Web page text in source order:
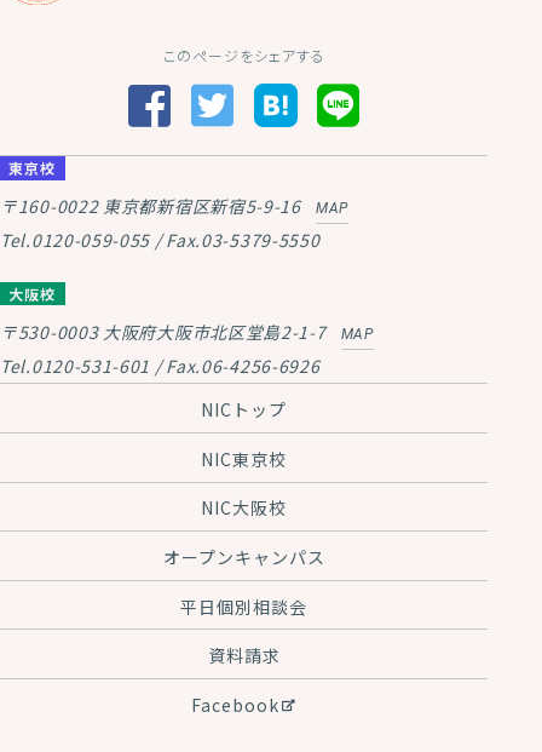
このページをシェアする
東京校
〒160-0022東京都新宿区新宿5-9-16 MAP
Tel.0120-059-055 / Fax.03-5379-5550
大阪校
〒530-0003大阪府大阪市北区堂島2-1-7 MAP
Tel.0120-531-601 / Fax.06-4256-6926
NICトップ
NIC東京校
NIC大阪校
オープンキャンパス
平日個別相談会
資料請求
Facebook